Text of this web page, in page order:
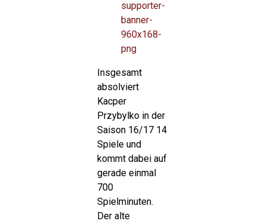
Insgesamt
absolviert
Kacper
Przybylko in der
Saison 16/17 14
Spiele und
kommt dabei auf
gerade einmal
700
Spielminuten.
Der alte